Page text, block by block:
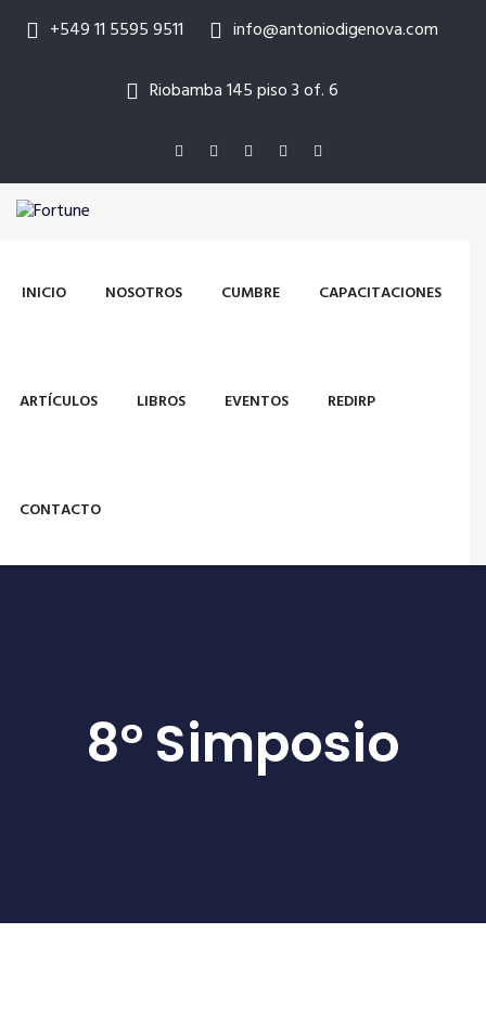
+549 11 5595 9511 info@antoniodigenova.com
Riobamba 145 piso 3 of. 6
INICIO NOSOTROS CUMBRE CAPACITACIONES
ARTÍCULOS LIBROS EVENTOS REDIRP
CONTACTO
8° Simposio